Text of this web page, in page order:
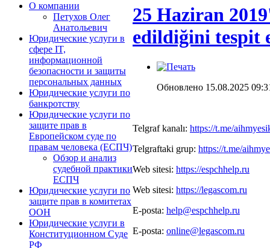
О компании
Петухов Олег
Анатольевич
Юридические услуги в
сфере IT,
информационной
безопасности и защиты
персональных данных
Юридические услуги по
банкротству
Юридические услуги по
защите прав в
Европейском суде по
правам человека (ЕСПЧ)
Обзор и анализ
судебной практики
ЕСПЧ
Юридические услуги по
защите прав в комитетах
ООН
Юридические услуги в
Конституционном Суде
РФ
25 Haziran
edildiğini tespit
Обновлено 15.08.2025
Telgraf kanalı: https://t.me/
Telgraftaki grup: https://t.me/
Web sitesi: https://espchhelp.ru
Web sitesi: https://legascom.ru
E-posta: help@espchhelp.ru
E-posta: online@legascom.ru